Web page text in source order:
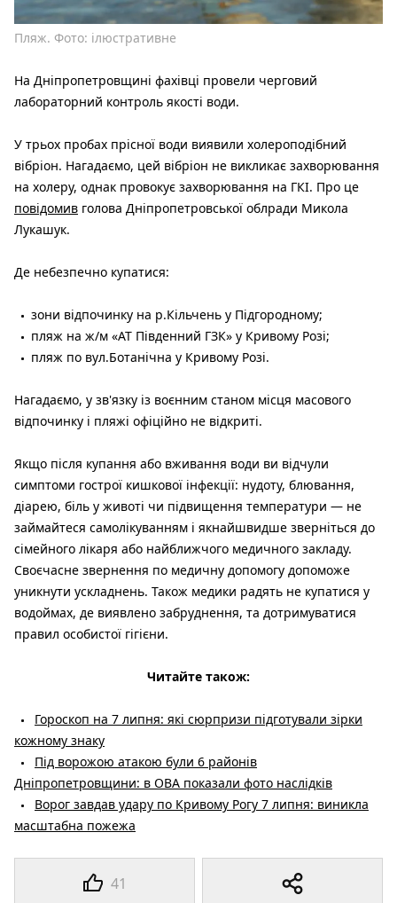
41
Пляж. Фото: ілюстративне
На Дніпропетровщині фахівці провели черговий
лабораторний контроль якості води.
У трьох пробах прісної води виявили холероподібний
вібріон. Нагадаємо, цей вібріон не викликає захворювання
на холеру, однак провокує захворювання на ГКІ. Про це
повідомив голова Дніпропетровської облради Микола
Лукашук.
Де небезпечно купатися:
зони відпочинку на р.Кільчень у Підгородному;
пляж на ж/м «АТ Південний ГЗК» у Кривому Розі;
пляж по вул.Ботанічна у Кривому Розі.
Нагадаємо, у зв'язку із воєнним станом місця масового
відпочинку і пляжі офіційно не відкриті.
Якщо після купання або вживання води ви відчули
симптоми гострої кишкової інфекції: нудоту, блювання,
діарею, біль у животі чи підвищення температури — не
займайтеся самолікуванням і якнайшвидше зверніться до
сімейного лікаря або найближчого медичного закладу.
Своєчасне звернення по медичну допомогу допоможе
уникнути ускладнень. Також медики радять не купатися у
водоймах, де виявлено забруднення, та дотримуватися
правил особистої гігієни.
Читайте також:
Гороскоп на 7 липня: які сюрпризи підготували зірки
кожному знаку
Під ворожою атакою були 6 районів
Дніпропетровщини: в ОВА показали фото наслідків
Ворог завдав удару по Кривому Рогу 7 липня: виникла
масштабна пожежа